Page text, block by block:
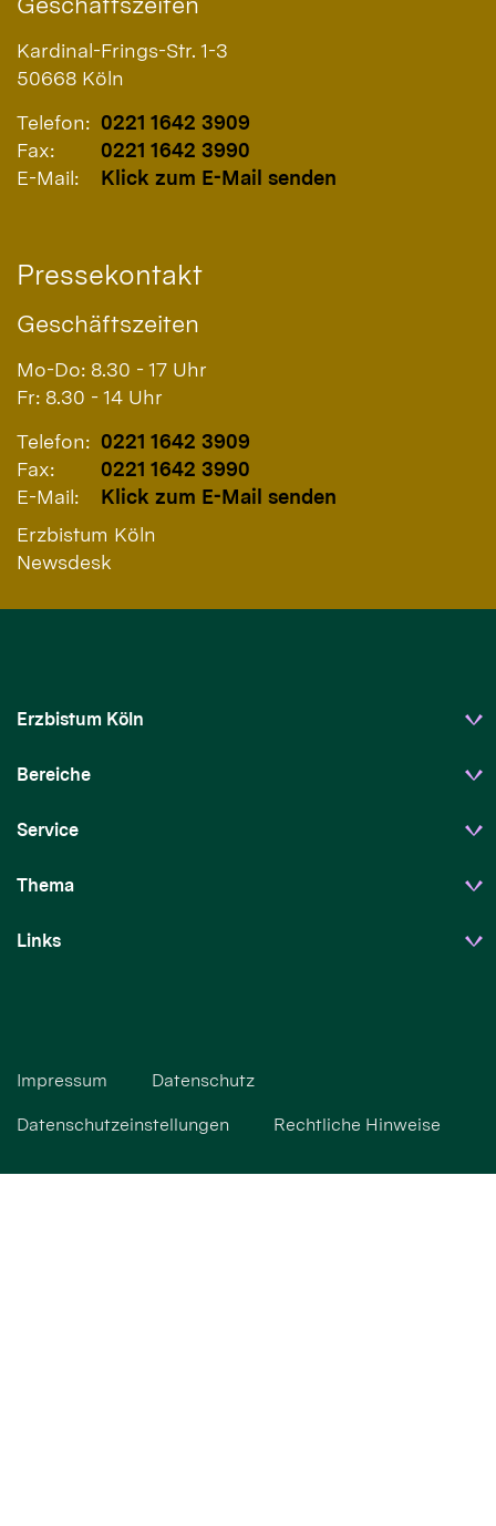
Kardinal-Frings-Str. 1-3
50668 Köln
Telefon: 0221 1642 3909
Fax:
0221 1642 3990
E-Mail:
Klick zum E-Mail senden
Pressekontakt
Geschäftszeiten
Mo-Do: 8.30 - 17 Uhr
Fr: 8.30 - 14 Uhr
Telefon: 0221 1642 3909
Fax:
0221 1642 3990
E-Mail:
Klick zum E-Mail senden
Erzbistum Köln
Newsdesk
Erzbistum Köln
Bereiche
Service
Thema
Links
Impressum Datenschutz
Datenschutzeinstellungen Rechtliche Hinweise